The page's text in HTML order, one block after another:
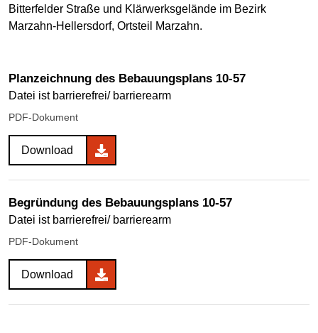
Bitterfelder Straße und Klärwerksgelände im Bezirk
Marzahn-Hellersdorf, Ortsteil Marzahn.
Planzeichnung des Bebauungsplans 10-57
Datei ist barrierefrei/ barrierearm
PDF-Dokument
Download
Begründung des Bebauungsplans 10-57
Datei ist barrierefrei/ barrierearm
PDF-Dokument
Download